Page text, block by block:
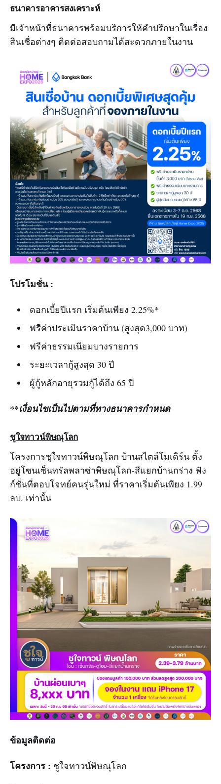
ธนาคารอาคารสงเคราะห์
มีเจ้าหน้าที่ธนาคารพร้อมบริการให้คำปรึกษาในเรื่อง
สินเชื่อต่างๆ ติดต่อสอบถามได้สะดวกภายในงาน
โปรโมชั่น :
ดอกเบี้ยปีแรก เริ่มต้นเพียง 2.25%*
ฟรีค่าประเมินราคาบ้าน (สูงสุด3,000 บาท)
ฟรีค่าธรรมเนียมบางรายการ
ระยะเวลากู้สูงสุด 30 ปี
ผู้กู้หลักอายุรวมกู้ได้ถึง 65 ปี
**เงื่อนไขเป็นไปตามที่ทางธนาคารกำหนด
ชูใจทาวน์พิษณุโลก
โครงการชูใจทาวน์พิษณุโลก บ้านสไตล์โมเดิร์น ตั้ง
อยู่โซนเซ็นทรัลพลาซ่าพิษณุโลก-สีแยกบ้านกร่าง ฟัง
ก์ชั่นที่ตอบโจทย์คนรุ่นใหม่ ที่ราคาเริ่มต้นเพียง 1.99
ลบ. เท่านั้น
ข้อมูลติดต่อ
โครงการ : ชูใจทาวน์พิษณุโลก